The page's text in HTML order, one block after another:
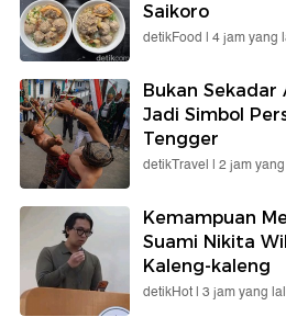
Saikoro
detikFood | 4 jam yang
Bukan Sekadar
Jadi Simbol
Tengger
detikTravel | 2 jam
Kemampuan
Suami Nikita
Kaleng-kaleng
detikHot | 3 jam yang